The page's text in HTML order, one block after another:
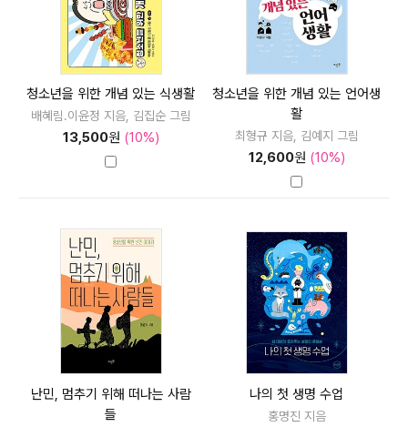
청소년을 위한 개념 있는 식생활
배혜림.이윤정 지음, 김집순 그림
13,500원 (10%)
청소년을 위한 개념 있는 언어생
활
최형규 지음, 김예지 그림
12,600원 (10%)
난민, 멈추기 위해 떠나는 사람
들
나의 첫 생명 수업
홍명진 지음